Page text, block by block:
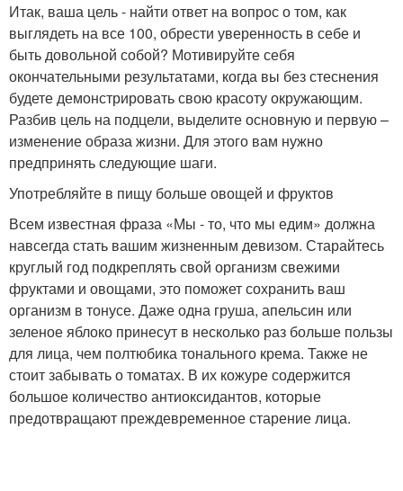
Итак, ваша цель - найти ответ на вопрос о том, как
выглядеть на все 100, обрести уверенность в себе и
быть довольной собой? Мотивируйте себя
окончательными результатами, когда вы без стеснения
будете демонстрировать свою красоту окружающим.
Разбив цель на подцели, выделите основную и первую –
изменение образа жизни. Для этого вам нужно
предпринять следующие шаги.
Употребляйте в пищу больше овощей и фруктов
Всем известная фраза «Мы - то, что мы едим» должна
навсегда стать вашим жизненным девизом. Старайтесь
круглый год подкреплять свой организм свежими
фруктами и овощами, это поможет сохранить ваш
организм в тонусе. Даже одна груша, апельсин или
зеленое яблоко принесут в несколько раз больше пользы
для лица, чем полтюбика тонального крема. Также не
стоит забывать о томатах. В их кожуре содержится
большое количество антиоксидантов, которые
предотвращают преждевременное старение лица.